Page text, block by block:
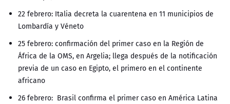
22 febrero: Italia decreta la cuarentena en 11 municipios de
Lombardía y Véneto
25 febrero: confirmación del primer caso en la Región de
África de la OMS, en Argelia; llega después de la notificación
previa de un caso en Egipto, el primero en el continente
africano
26 febrero: Brasil confirma el primer caso en América Latina